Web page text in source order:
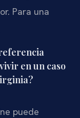
Para una
en un caso
puede